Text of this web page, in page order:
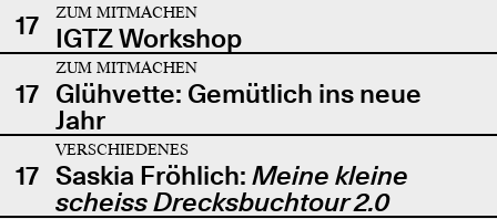
17
ZUM MITMACHEN
IGTZ Workshop
17
ZUM MITMACHEN
Glühvette: Gemütlich ins neue
Jahr
17
VERSCHIEDENES
Saskia Fröhlich: Meine kleine
scheiss Drecksbuchtour 2.0